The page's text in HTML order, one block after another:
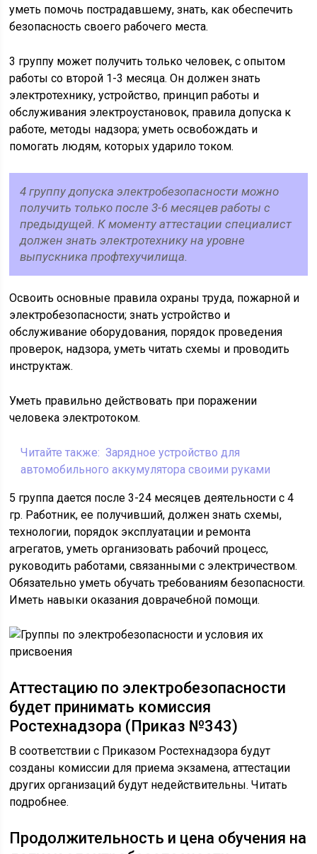
уметь помочь пострадавшему, знать, как обеспечить
безопасность своего рабочего места.
3 группу может получить только человек, с опытом
работы со второй 1-3 месяца. Он должен знать
электротехнику, устройство, принцип работы и
обслуживания электроустановок, правила допуска к
работе, методы надзора; уметь освобождать и
помогать людям, которых ударило током.
4 группу допуска электробезопасности можно
получить только после 3-6 месяцев работы с
предыдущей. К моменту аттестации специалист
должен знать электротехнику на уровне
выпускника профтехучилища.
Освоить основные правила охраны труда, пожарной и
электробезопасности; знать устройство и
обслуживание оборудования, порядок проведения
проверок, надзора, уметь читать схемы и проводить
инструктаж.
Уметь правильно действовать при поражении
человека электротоком.
Читайте также: Зарядное устройство для
автомобильного аккумулятора своими руками
5 группа дается после 3-24 месяцев деятельности с 4
гр. Работник, ее получивший, должен знать схемы,
технологии, порядок эксплуатации и ремонта
агрегатов, уметь организовать рабочий процесс,
руководить работами, связанными с электричеством.
Обязательно уметь обучать требованиям безопасности.
Иметь навыки оказания доврачебной помощи.
Аттестацию по электробезопасности
будет принимать комиссия
Ростехнадзора (Приказ №343)
В соответствии с Приказом Ростехнадзора будут
созданы комиссии для приема экзамена, аттестации
других организаций будут недействительны. Читать
подробнее.
Продолжительность и цена обучения на